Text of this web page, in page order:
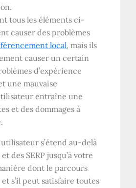
tous les éléments ci-
causer des problèmes
local, mais ils
causer un certain
d’expérience
une mauvaise
entraîne une
et des dommages à
utilisateur s’étend au-delà
des SERP jusqu’à votre
dont le parcours
s’il peut satisfaire toutes